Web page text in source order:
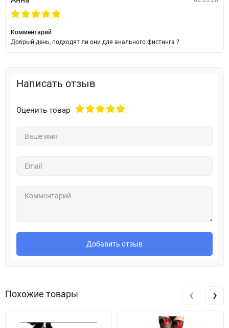
Комментарий
Добрый день, подходят ли они для анального фистинга ?
Написать отзыв
Оценить товар
Добавить отзыв
Похожие товары ‹ ›